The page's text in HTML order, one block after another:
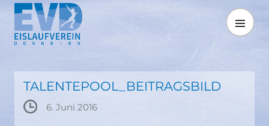
Springe
zum
Inhalt
MENÜ
TALENTEPOOL_BEITRAGSBILD
6. Juni 2016